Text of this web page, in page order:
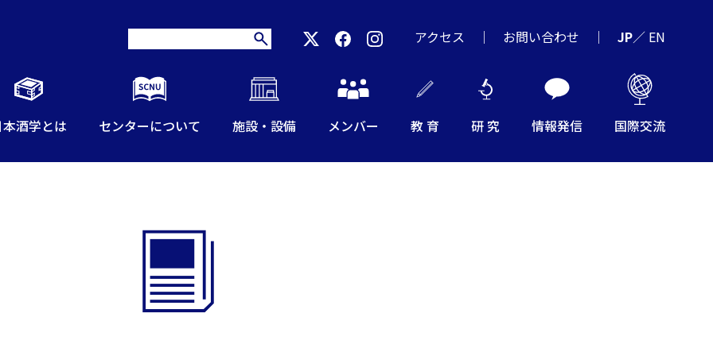
酒学とは センターについて 施設・設備 メンバー 教 育 研 究 情報発信 国際交流
アクセス お問い合わせ JP／ EN